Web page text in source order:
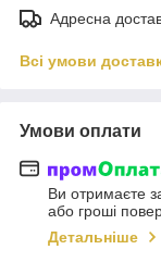
Адресна
Всі умови
Умови оплати
Ви отримаєте
або гроші
Детальніше